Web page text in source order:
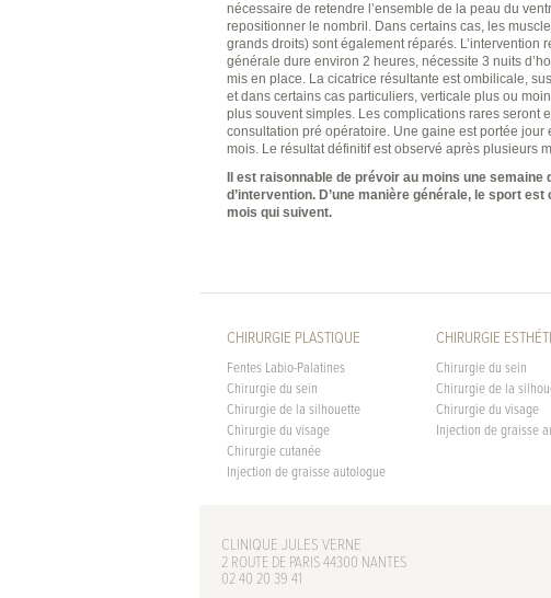
nécessaire de retendre l’ensemble de la peau du
repositionner le nombril. Dans certains cas, les
grands droits) sont également réparés. L’intervention
générale dure environ 2 heures, nécessite 3 nuits
mis en place. La cicatrice résultante est ombilicale,
et dans certains cas particuliers, verticale plus ou
plus souvent simples. Les complications rares seront
consultation pré opératoire. Une gaine est portée jour
mois. Le résultat définitif est observé après plusieurs
Il est raisonnable de prévoir au moins une
d’intervention. D’une manière générale, le sport
mois qui suivent.
CHIRURGIE PLASTIQUE
Fentes Labio-Palatines
Chirurgie du sein
Chirurgie de la silhouette
Chirurgie du visage
Chirurgie cutanée
Injection de graisse autologue
CHIRURGIE
Chirurgie du sein
Chirurgie de la
Chirurgie du visage
Injection de graisse
CLINIQUE JULES VERNE
2 ROUTE DE PARIS 44300 NANTES
02 40 20 39 41